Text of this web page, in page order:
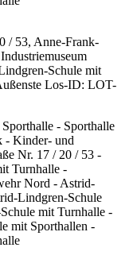
/ 53, Anne-Frank-
Schule mit
Los-ID: LOT-
- Sporthalle
- Kinder- und
Nr. 17 / 20 / 53 -
Turnhalle -
Nord - Astrid-
Lindgren-Schule
mit Turnhalle -
mit Sporthallen -